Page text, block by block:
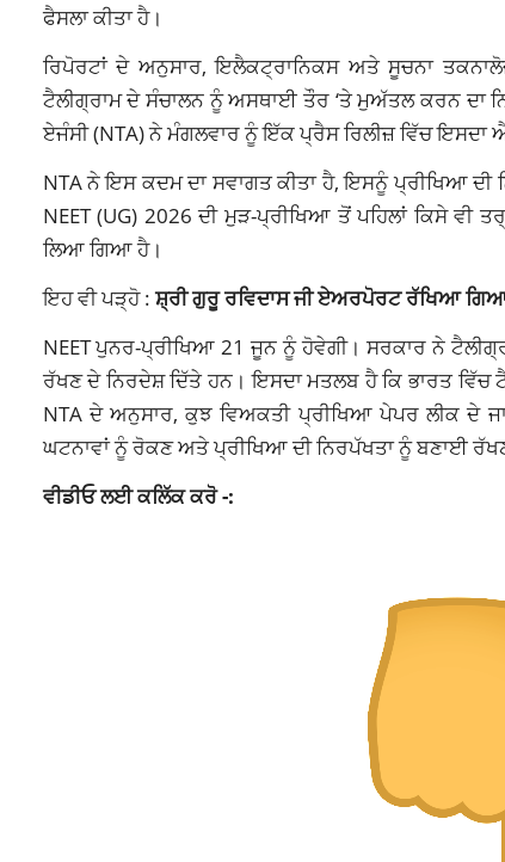
ਫੈਸਲਾ ਕੀਤਾ ਹੈ।
ਰਿਪੋਰਟਾਂ ਦੇ ਅਨੁਸਾਰ, ਇਲੈਕਟ੍ਰਾਨਿਕਸ ਅਤੇ ਸੂਚਨਾ
ਟੈਲੀਗ੍ਰਾਮ ਦੇ ਸੰਚਾਲਨ ਨੂੰ ਅਸਥਾਈ ਤੌਰ ‘ਤੇ ਮੁਅੱਤਲ ਕਰਨ ਦਾ
ਏਜੰਸੀ (NTA) ਨੇ ਮੰਗਲਵਾਰ ਨੂੰ ਇੱਕ ਪ੍ਰੈਸ ਰਿਲੀਜ਼ ਵਿੱਚ ਇਸਦਾ
NTA ਨੇ ਇਸ ਕਦਮ ਦਾ ਸਵਾਗਤ ਕੀਤਾ ਹੈ, ਇਸਨੂੰ ਪ੍ਰੀਖਿਆ
NEET (UG) 2026 ਦੀ ਮੁੜ-ਪ੍ਰੀਖਿਆ ਤੋਂ ਪਹਿਲਾਂ ਕਿਸੇ
ਲਿਆ ਗਿਆ ਹੈ।
ਇਹ ਵੀ ਪੜ੍ਹੋ :ਸ਼੍ਰੀ ਗੁਰੂ ਰਵਿਦਾਸ ਜੀ ਏਅਰਪੋਰਟ ਰੱਖਿਆ
NEET ਪੁਨਰ-ਪ੍ਰੀਖਿਆ 21 ਜੂਨ ਨੂੰ ਹੋਵੇਗੀ। ਸਰਕਾਰ ਨੇ
ਰੱਖਣ ਦੇ ਨਿਰਦੇਸ਼ ਦਿੱਤੇ ਹਨ। ਇਸਦਾ ਮਤਲਬ ਹੈ ਕਿ ਭਾਰਤ ਵਿੱਚ
NTA ਦੇ ਅਨੁਸਾਰ, ਕੁਝ ਵਿਅਕਤੀ ਪ੍ਰੀਖਿਆ ਪੇਪਰ ਲੀਕ ਦੇ
ਘਟਨਾਵਾਂ ਨੂੰ ਰੋਕਣ ਅਤੇ ਪ੍ਰੀਖਿਆ ਦੀ ਨਿਰਪੱਖਤਾ ਨੂੰ ਬਣਾਈ
ਵੀਡੀਓ ਲਈ ਕਲਿੱਕ ਕਰੋ -: